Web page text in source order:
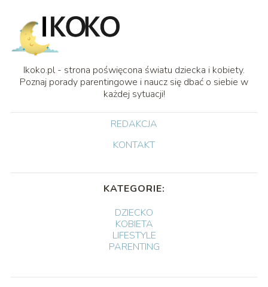
Ikoko.pl - strona poświęcona światu dziecka i kobiety.
Poznaj porady parentingowe i naucz się dbać o siebie w
każdej sytuacji!
REDAKCJA
KONTAKT
KATEGORIE:
DZIECKO
KOBIETA
LIFESTYLE
PARENTING